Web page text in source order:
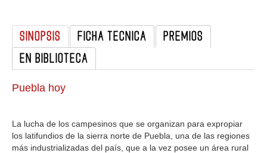
DOCUMENTALES
MUJERES
AUDIOVISUAL INDIGENA Y COMUNITARIO
SINOPSIS FICHA TECNICA
PREMIOS
EN BIBLIOTECA
Puebla hoy
La lucha de los campesinos que se organizan para expropiar
los latifundios de la sierra norte de Puebla, una de las regiones
más industrializadas del país, que a la vez posee un área rural